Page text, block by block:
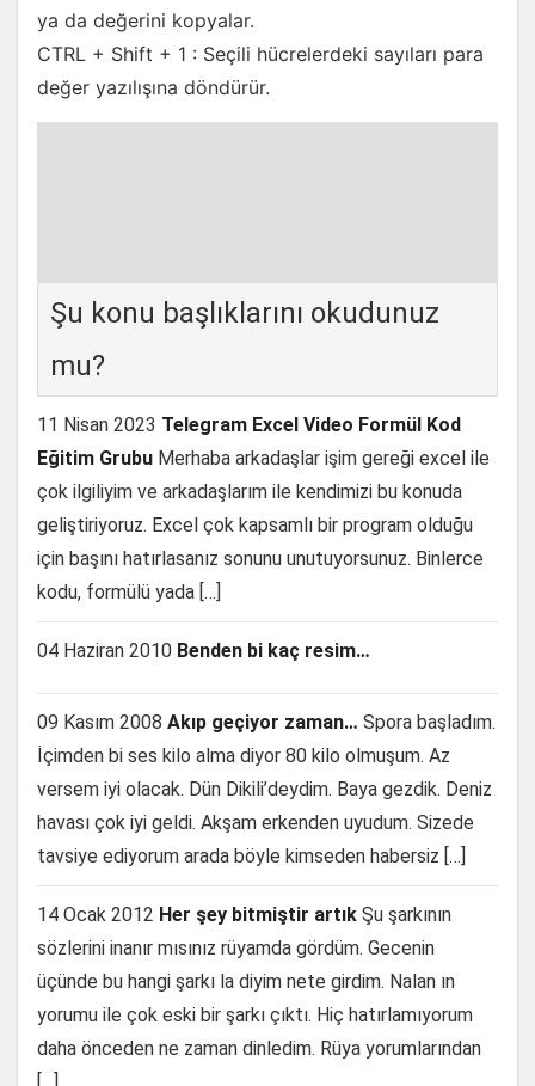
ya da değerini kopyalar.
CTRL + Shift + 1 : Seçili hücrelerdeki sayıları para
değer yazılışına döndürür.
Şu konu başlıklarını okudunuz
mu?
11 Nisan 2023 Telegram Excel Video Formül Kod
Eğitim Grubu Merhaba arkadaşlar işim gereği excel ile
çok ilgiliyim ve arkadaşlarım ile kendimizi bu konuda
geliştiriyoruz. Excel çok kapsamlı bir program olduğu
için başını hatırlasanız sonunu unutuyorsunuz. Binlerce
kodu, formülü yada […]
04 Haziran 2010 Benden bi kaç resim…
09 Kasım 2008 Akıp geçiyor zaman… Spora başladım.
İçimden bi ses kilo alma diyor 80 kilo olmuşum. Az
versem iyi olacak. Dün Dikili’deydim. Baya gezdik. Deniz
havası çok iyi geldi. Akşam erkenden uyudum. Sizede
tavsiye ediyorum arada böyle kimseden habersiz […]
14 Ocak 2012 Her şey bitmiştir artık Şu şarkının
sözlerini inanır mısınız rüyamda gördüm. Gecenin
üçünde bu hangi şarkı la diyim nete girdim. Nalan ın
yorumu ile çok eski bir şarkı çıktı. Hiç hatırlamıyorum
daha önceden ne zaman dinledim. Rüya yorumlarından